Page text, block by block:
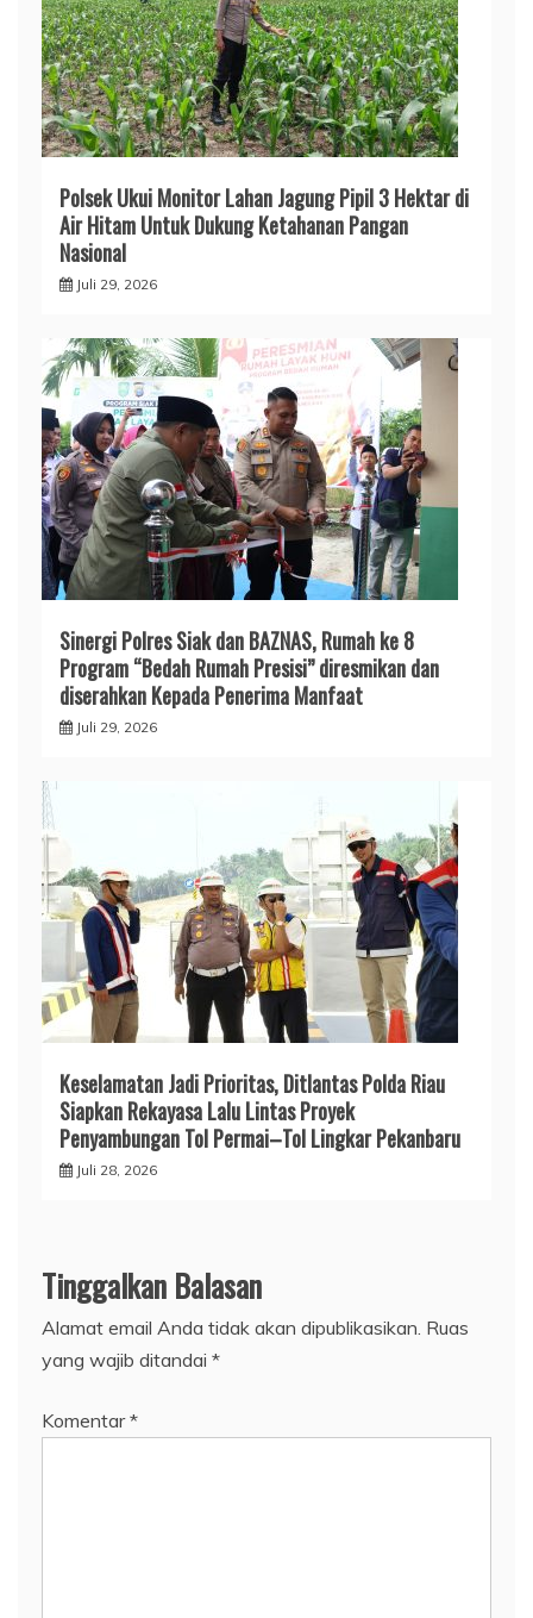
Polsek Ukui Monitor Lahan Jagung Pipil 3 Hektar di
Air Hitam Untuk Dukung Ketahanan Pangan
Nasional
Juli 29, 2026
Sinergi Polres Siak dan BAZNAS, Rumah ke 8
Program “Bedah Rumah Presisi” diresmikan dan
diserahkan Kepada Penerima Manfaat
Juli 29, 2026
Keselamatan Jadi Prioritas, Ditlantas Polda Riau
Siapkan Rekayasa Lalu Lintas Proyek
Penyambungan Tol Permai–Tol Lingkar Pekanbaru
Juli 28, 2026
Tinggalkan Balasan
Alamat email Anda tidak akan dipublikasikan. Ruas
yang wajib ditandai *
Komentar*